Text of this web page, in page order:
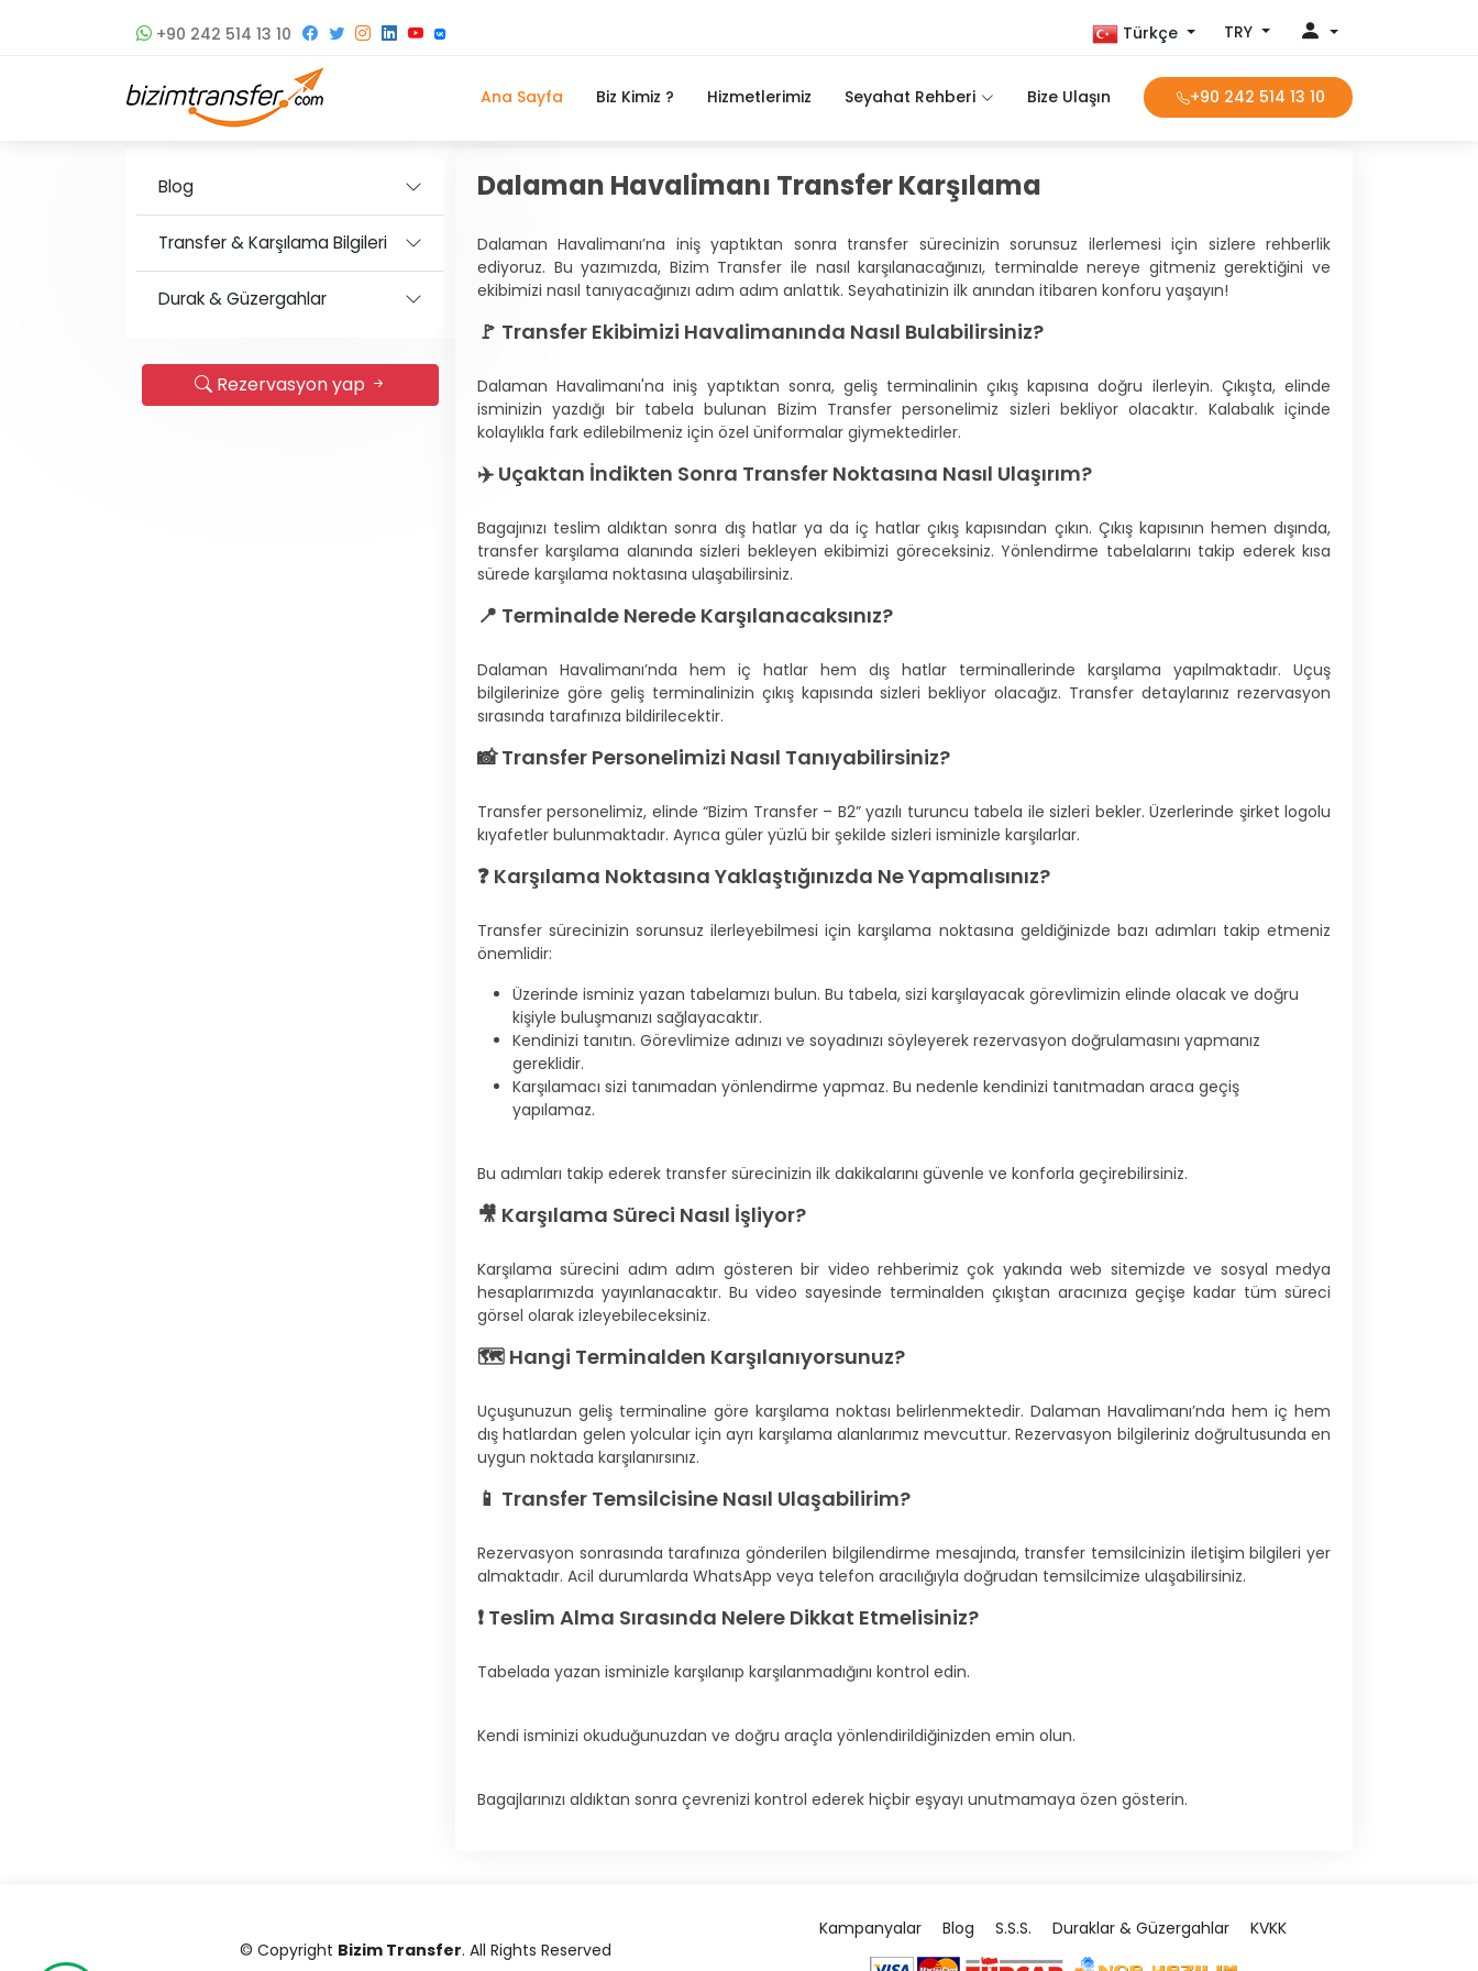
+90 242 514 13 10 Türkçe TRY
Ana Sayfa Biz Kimiz ? Hizmetlerimiz Seyahat Rehberi Bize Ulaşın +90 242 514 13 10
Blog
Transfer & Karşılama Bilgileri
Durak & Güzergahlar
Rezervasyon yap
Dalaman Havalimanı Transfer Karşılama
Dalaman Havalimanı’na iniş yaptıktan sonra transfer sürecinizin sorunsuz ilerlemesi için sizlere rehberlik
ediyoruz. Bu yazımızda, Bizim Transfer ile nasıl karşılanacağınızı, terminalde nereye gitmeniz gerektiğini ve
ekibimizi nasıl tanıyacağınızı adım adım anlattık. Seyahatinizin ilk anından itibaren konforu yaşayın!
🚩 Transfer Ekibimizi Havalimanında Nasıl Bulabilirsiniz?
Dalaman Havalimanı'na iniş yaptıktan sonra, geliş terminalinin çıkış kapısına doğru ilerleyin. Çıkışta, elinde
isminizin yazdığı bir tabela bulunan Bizim Transfer personelimiz sizleri bekliyor olacaktır. Kalabalık içinde
kolaylıkla fark edilebilmeniz için özel üniformalar giymektedirler.
✈️ Uçaktan İndikten Sonra Transfer Noktasına Nasıl Ulaşırım?
Bagajınızı teslim aldıktan sonra dış hatlar ya da iç hatlar çıkış kapısından çıkın. Çıkış kapısının hemen dışında,
transfer karşılama alanında sizleri bekleyen ekibimizi göreceksiniz. Yönlendirme tabelalarını takip ederek kısa
sürede karşılama noktasına ulaşabilirsiniz.
📍 Terminalde Nerede Karşılanacaksınız?
Dalaman Havalimanı’nda hem iç hatlar hem dış hatlar terminallerinde karşılama yapılmaktadır. Uçuş
bilgilerinize göre geliş terminalinizin çıkış kapısında sizleri bekliyor olacağız. Transfer detaylarınız rezervasyon
sırasında tarafınıza bildirilecektir.
📸 Transfer Personelimizi Nasıl Tanıyabilirsiniz?
Transfer personelimiz, elinde “Bizim Transfer – B2” yazılı turuncu tabela ile sizleri bekler. Üzerlerinde şirket logolu
kıyafetler bulunmaktadır. Ayrıca güler yüzlü bir şekilde sizleri isminizle karşılarlar.
❓ Karşılama Noktasına Yaklaştığınızda Ne Yapmalısınız?
Transfer sürecinizin sorunsuz ilerleyebilmesi için karşılama noktasına geldiğinizde bazı adımları takip etmeniz
önemlidir:
Üzerinde isminiz yazan tabelamızı bulun. Bu tabela, sizi karşılayacak görevlimizin elinde olacak ve doğru
kişiyle buluşmanızı sağlayacaktır.
Kendinizi tanıtın. Görevlimize adınızı ve soyadınızı söyleyerek rezervasyon doğrulamasını yapmanız
gereklidir.
Karşılamacı sizi tanımadan yönlendirme yapmaz. Bu nedenle kendinizi tanıtmadan araca geçiş
yapılamaz.
Bu adımları takip ederek transfer sürecinizin ilk dakikalarını güvenle ve konforla geçirebilirsiniz.
🎥 Karşılama Süreci Nasıl İşliyor?
Karşılama sürecini adım adım gösteren bir video rehberimiz çok yakında web sitemizde ve sosyal medya
hesaplarımızda yayınlanacaktır. Bu video sayesinde terminalden çıkıştan aracınıza geçişe kadar tüm süreci
görsel olarak izleyebileceksiniz.
🗺️ Hangi Terminalden Karşılanıyorsunuz?
Uçuşunuzun geliş terminaline göre karşılama noktası belirlenmektedir. Dalaman Havalimanı’nda hem iç hem
dış hatlardan gelen yolcular için ayrı karşılama alanlarımız mevcuttur. Rezervasyon bilgileriniz doğrultusunda en
uygun noktada karşılanırsınız.
📱 Transfer Temsilcisine Nasıl Ulaşabilirim?
Rezervasyon sonrasında tarafınıza gönderilen bilgilendirme mesajında, transfer temsilcinizin iletişim bilgileri yer
almaktadır. Acil durumlarda WhatsApp veya telefon aracılığıyla doğrudan temsilcimize ulaşabilirsiniz.
❗ Teslim Alma Sırasında Nelere Dikkat Etmelisiniz?
Tabelada yazan isminizle karşılanıp karşılanmadığını kontrol edin.
Kendi isminizi okuduğunuzdan ve doğru araçla yönlendirildiğinizden emin olun.
Bagajlarınızı aldıktan sonra çevrenizi kontrol ederek hiçbir eşyayı unutmamaya özen gösterin.
© Copyright Bizim Transfer. All Rights Reserved
Kampanyalar Blog S.S.S. Duraklar & Güzergahlar KVKK